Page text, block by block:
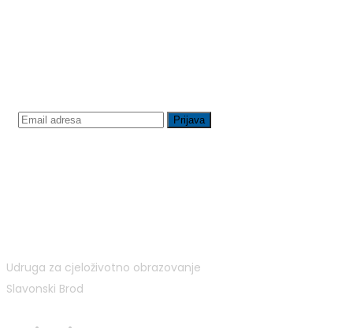
Udruga za cjeloživotno obrazovanje
Slavonski Brod